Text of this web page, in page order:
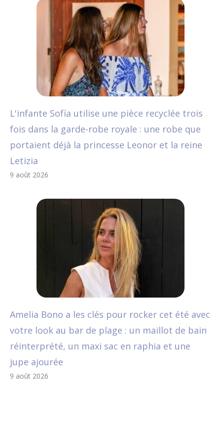
L'infante Sofía utilise une pièce recyclée trois
fois dans la garde-robe royale : une robe que
portaient déjà la princesse Leonor et la reine
Letizia
9 août 2026
Amelia Bono a les clés pour rocker cet été avec
votre look au bar de plage : un maillot de bain
réinterprété, un maxi sac en raphia et une
jupe ajourée
9 août 2026